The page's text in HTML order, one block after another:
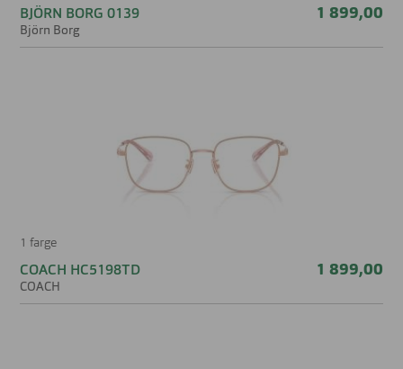
BJÖRN BORG 0139
Björn Borg
1 899,00
1 farge
COACH HC5198TD
COACH
1 899,00